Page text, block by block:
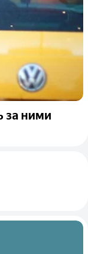
за ними